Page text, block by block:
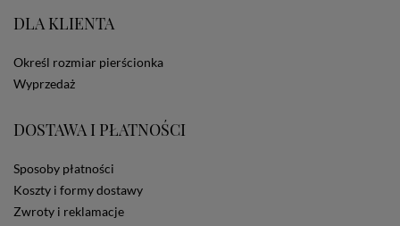
portale społecznościowe, np. Facebook). Korzystanie
dotyczących cookies oznacza, że będą one
zamieszczane w urządzeniu końcowym każdego
użytkownika. Jeżeli użytkownik nie wyraża zgody na
ustawienia swojej przeglądarki.
informacji o plikach cookies.
DLA KLIENTA
Określ rozmiar pierścionka
Wyprzedaż
DOSTAWA I PŁATNOŚCI
Sposoby płatności
Koszty i formy dostawy
Zwroty i reklamacje